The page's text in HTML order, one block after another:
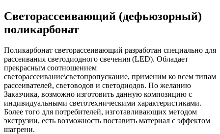
Светорассеивающий (дефьюзорный)
поликарбонат
Поликарбонат светорассеивающий разработан специально для
рассеивания светодиодного свечения (LED). Обладает
прекрасным соотношением
светорассеивание\светопропускание, применим ко всем типам
рассеивателей, световодов и светодиодов. По желанию
Заказчика, возможно изготовить данную композицию с
индивидуальными светотехническими характеристиками.
Более того для потребителей, изготавливающих методом
экструзии, есть возможность поставить материал с эффектом
шагрени.